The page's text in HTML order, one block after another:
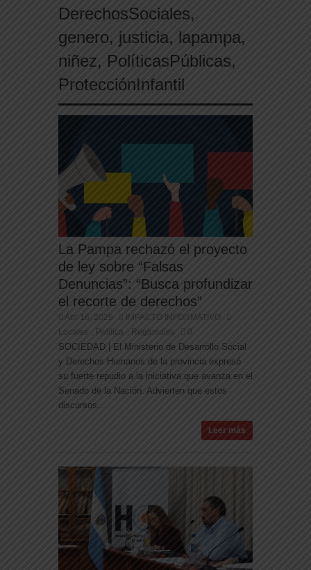
DerechosSociales,
genero, justicia, lapampa,
niñez, PolíticasPúblicas,
ProtecciónInfantil
La Pampa rechazó el proyecto
de ley sobre “Falsas
Denuncias”: “Busca profundizar
el recorte de derechos”
Abr 16, 2026
IMPACTO INFORMATIVO
Locales
Politica Regionales 0
SOCIEDAD | El Ministerio de Desarrollo Social
y Derechos Humanos de la provincia expresó
su fuerte repudio a la iniciativa que avanza en el
Senado de la Nación. Advierten que estos
discursos...
Leer más